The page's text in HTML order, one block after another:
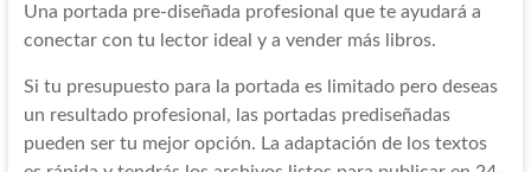
Una portada pre-diseñada profesional que te ayudará a
conectar con tu lector ideal y a vender más libros.
Si tu presupuesto para la portada es limitado pero deseas
un resultado profesional, las portadas prediseñadas
pueden ser tu mejor opción. La adaptación de los textos